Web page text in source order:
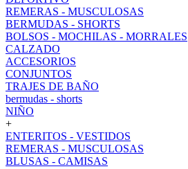
REMERAS - MUSCULOSAS
BERMUDAS - SHORTS
BOLSOS - MOCHILAS - MORRALES
CALZADO
ACCESORIOS
CONJUNTOS
TRAJES DE BAÑO
bermudas - shorts
NIÑO
+
ENTERITOS - VESTIDOS
REMERAS - MUSCULOSAS
BLUSAS - CAMISAS